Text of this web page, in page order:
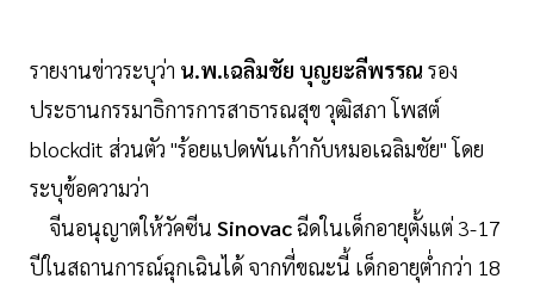
รายงานข่าวระบุว่า น.พ.เฉลิมชัย บุญยะลีพรรณ รอง
ประธานกรรมาธิการการสาธารณสุข วุฒิสภา โพสต์
blockdit ส่วนตัว "ร้อยแปดพันเก้ากับหมอเฉลิมชัย" โดย
ระบุข้อความว่า
จีนอนุญาตให้วัคซีน Sinovacฉีดในเด็กอายุตั้งแต่ 3-17
ปีในสถานการณ์ฉุกเฉินได้ จากที่ขณะนี้ เด็กอายุต่ำกว่า 18